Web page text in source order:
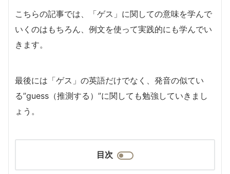
こちらの記事では、「ゲス」に関しての意味を学んで
いくのはもちろん、例文を使って実践的にも学んでい
きます。
最後には「ゲス」の英語だけでなく、発音の似てい
る”guess（推測する）”に関しても勉強していきまし
ょう。
目次